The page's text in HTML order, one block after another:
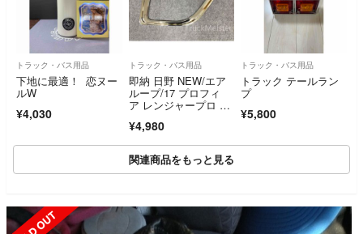
トラック・バス用品
下地に最適！ 恋ヌー
ルW
¥4,030
トラック・バス用品
即納 日野 NEW/エア
ループ/17 プロフィ
ア レンジャープロ メ
¥4,980
トラック・バス用品
トラック テールラン
プ
¥5,800
関連商品をもっと見る
SOLD OUT